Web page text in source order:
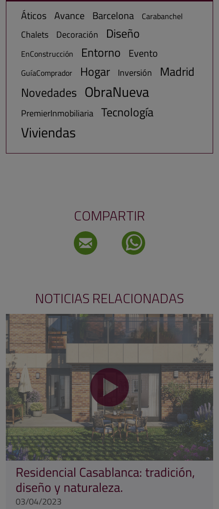
Áticos Avance Barcelona Carabanchel
Chalets Decoración Diseño
EnConstrucción Entorno Evento
GuíaComprador Hogar Inversión
Madrid
Novedades ObraNueva
PremierInmobiliaria Tecnología
Viviendas
COMPARTIR
NOTICIAS RELACIONADAS
Residencial Casablanca: tradición,
diseño y naturaleza.
03/04/2023